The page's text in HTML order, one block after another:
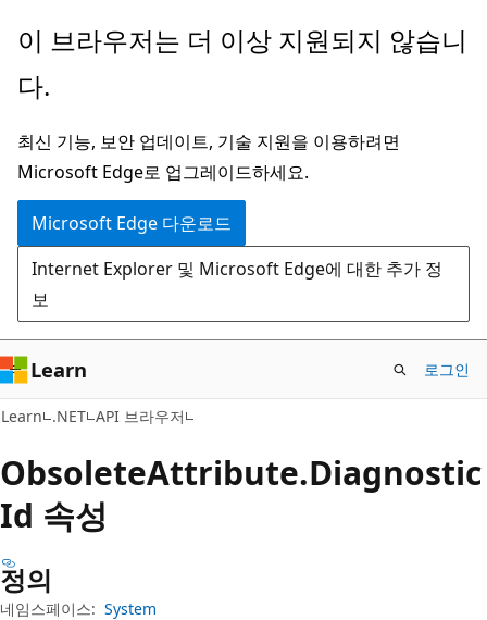
주
콘
츠
로
건
너
뛰
기
페
지
탐
색
으
로
건
너
뛰
기
이 브라우저는 더 이상 지원되지 않습니
다.
최신 기능, 보안 업데이트, 기술 지원을 이용하려면
Microsoft Edge로 업그레이드하세요.
Microsoft Edge 다운로드
Internet Explorer 및 Microsoft Edge에 대한 추가 정
보
Learn 로그인
Learn .NET API 브라우저
ObsoleteAttribute.Diagnostic
Id 속성
정의
네임스페이스: System